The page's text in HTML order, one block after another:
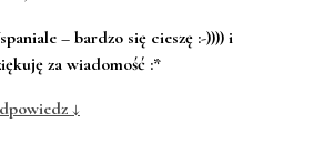
– bardzo się cieszę :-)))) i
za wiadomość :*
↓